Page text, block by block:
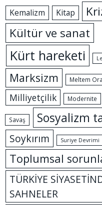
Kemalizm Kitap
Kültür ve sanat
Kürt hareketi
Marksizm Meltem
Milliyetçilik Modernite
Savaş Sosyalizm
Soykırım Suriye Devrimi
Toplumsal
TÜRKİYE
SAHNELER